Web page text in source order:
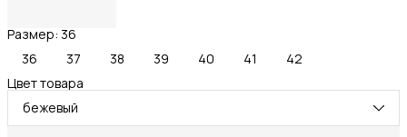
Размер: 36
36
37 38 39 40 41
42
Цвет товара
бежевый